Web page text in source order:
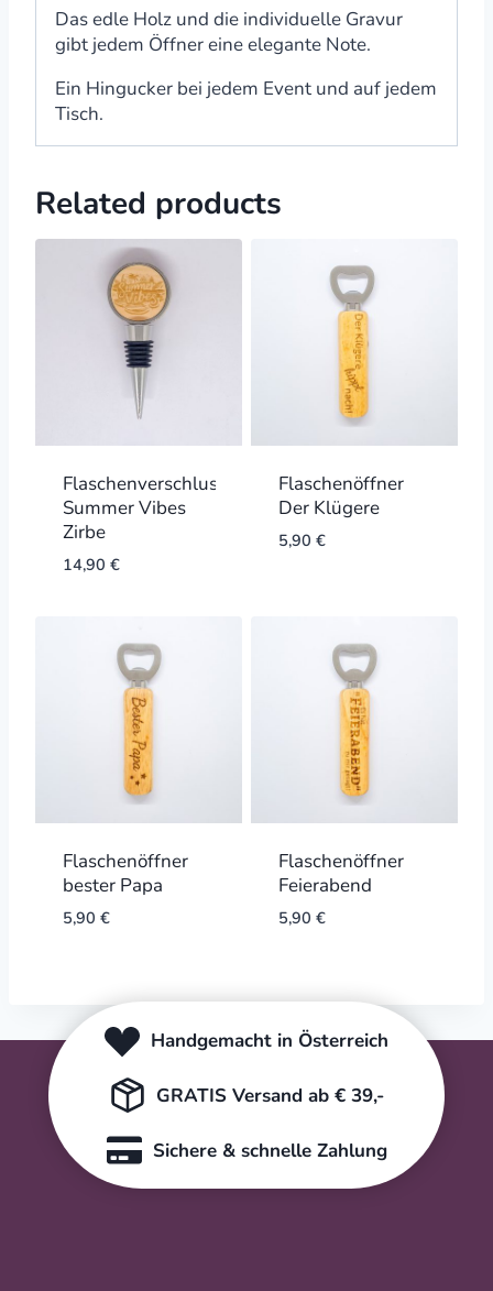
Das edle Holz und die individuelle Gravur
gibt jedem Öffner eine elegante Note.
Ein Hingucker bei jedem Event und auf jedem
Tisch.
Related products
Flaschenverschluss
Summer Vibes
Zirbe
14,90 €
Flaschenöffner
Der Klügere
5,90 €
Flaschenöffner
bester Papa
5,90 €
Flaschenöffner
Feierabend
5,90 €
Handgemacht in Österreich
GRATIS Versand ab € 39,-
Sichere & schnelle Zahlung